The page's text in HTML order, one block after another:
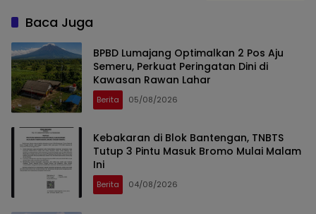
Baca Juga
BPBD Lumajang Optimalkan 2 Pos Aju
Semeru, Perkuat Peringatan Dini di
Kawasan Rawan Lahar
Berita 05/08/2026
Kebakaran di Blok Bantengan, TNBTS
Tutup 3 Pintu Masuk Bromo Mulai Malam
Ini
Berita 04/08/2026